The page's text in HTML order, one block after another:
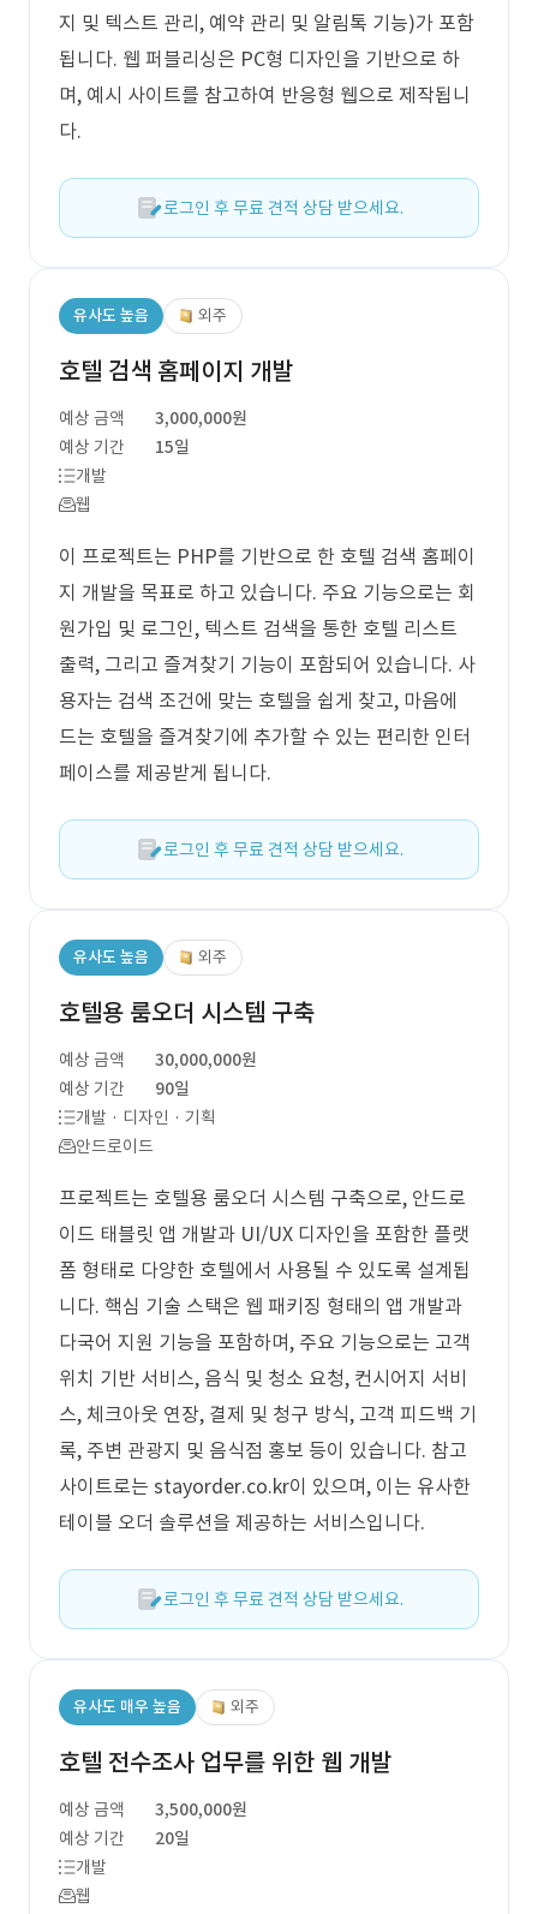
지 및 텍스트 관리, 예약 관리 및 알림톡 기능)가 포함
됩니다. 웹 퍼블리싱은 PC형 디자인을 기반으로 하
며, 예시 사이트를 참고하여 반응형 웹으로 제작됩니
다.
로그인 후 무료 견적 상담 받으세요.
유사도 높음 외주
호텔 검색 홈페이지 개발
예상 금액
3,000,000원
예상 기간
15일
개발
웹
이 프로젝트는 PHP를 기반으로 한 호텔 검색 홈페이
지 개발을 목표로 하고 있습니다. 주요 기능으로는 회
원가입 및 로그인, 텍스트 검색을 통한 호텔 리스트
출력, 그리고 즐겨찾기 기능이 포함되어 있습니다. 사
용자는 검색 조건에 맞는 호텔을 쉽게 찾고, 마음에
드는 호텔을 즐겨찾기에 추가할 수 있는 편리한 인터
페이스를 제공받게 됩니다.
로그인 후 무료 견적 상담 받으세요.
유사도 높음 외주
호텔용 룸오더 시스템 구축
예상 금액
30,000,000원
예상 기간
90일
개발 · 디자인 · 기획
안드로이드
프로젝트는 호텔용 룸오더 시스템 구축으로, 안드로
이드 태블릿 앱 개발과 UI/UX 디자인을 포함한 플랫
폼 형태로 다양한 호텔에서 사용될 수 있도록 설계됩
니다. 핵심 기술 스택은 웹 패키징 형태의 앱 개발과
다국어 지원 기능을 포함하며, 주요 기능으로는 고객
위치 기반 서비스, 음식 및 청소 요청, 컨시어지 서비
스, 체크아웃 연장, 결제 및 청구 방식, 고객 피드백 기
록, 주변 관광지 및 음식점 홍보 등이 있습니다. 참고
사이트로는 stayorder.co.kr이 있으며, 이는 유사한
테이블 오더 솔루션을 제공하는 서비스입니다.
로그인 후 무료 견적 상담 받으세요.
유사도 매우 높음 외주
호텔 전수조사 업무를 위한 웹 개발
예상 금액
3,500,000원
예상 기간
20일
개발
웹